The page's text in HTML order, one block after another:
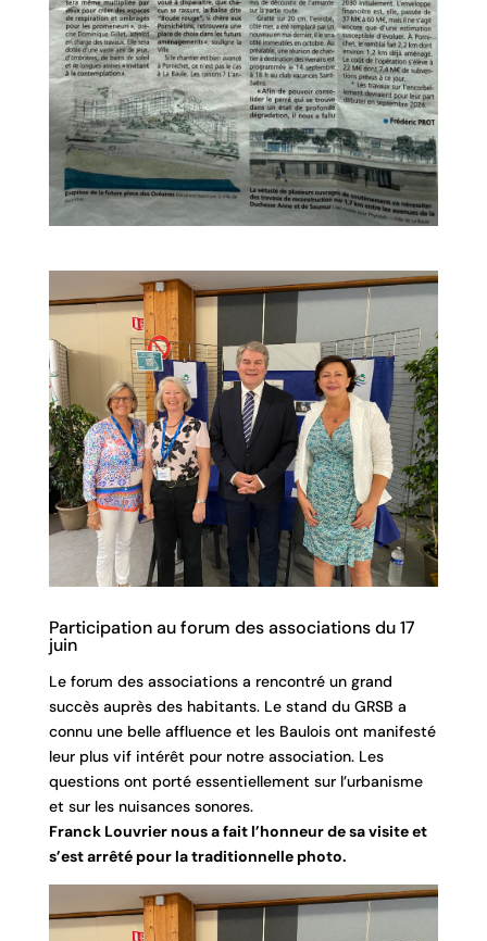
Participation au forum des associations du 17
juin
Le forum des associations a rencontré un grand
succès auprès des habitants. Le stand du GRSB a
connu une belle affluence et les Baulois ont manifesté
leur plus vif intérêt pour notre association. Les
questions ont porté essentiellement sur l’urbanisme
et sur les nuisances sonores.
Franck Louvrier nous a fait l’honneur de sa visite et
s’est arrêté pour la traditionnelle photo.